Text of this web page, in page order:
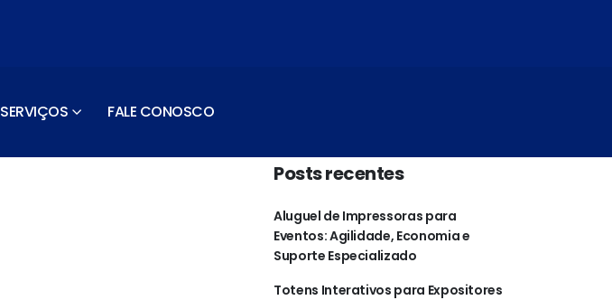
SERVIÇOS FALE CONOSCO
Posts recentes
Aluguel de Impressoras para
Eventos: Agilidade, Economia e
Suporte Especializado
Totens Interativos para Expositores